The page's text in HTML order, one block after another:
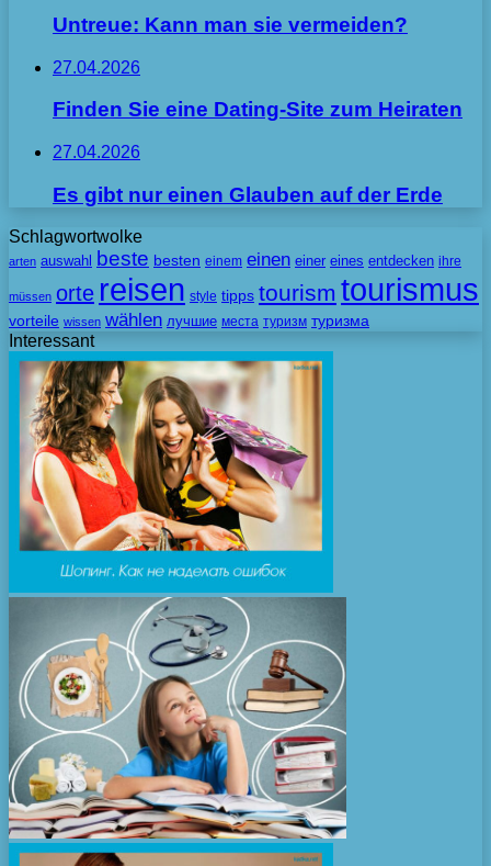
Untreue: Kann man sie vermeiden?
27.04.2026
Finden Sie eine Dating-Site zum Heiraten
27.04.2026
Es gibt nur einen Glauben auf der Erde
Schlagwortwolke
arten auswahl beste besten einem einen einer eines entdecken ihre
müssen orte reisen style tipps tourism tourismus
vorteile wissen wählen лучшие места туризм туризма
Interessant